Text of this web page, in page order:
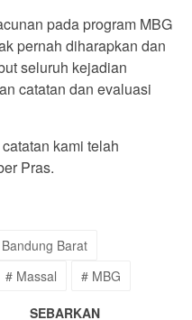
pada program MBG
pernah diharapkan dan
seluruh kejadian
catatan dan evaluasi
kami telah
Pras.
Barat
# Massal # MBG
SEBARKAN